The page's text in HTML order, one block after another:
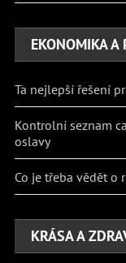
EKONOMIKA A
Ta nejlepší řešení
Kontrolní seznam
oslavy
Co je třeba vědět o
KRÁSA A